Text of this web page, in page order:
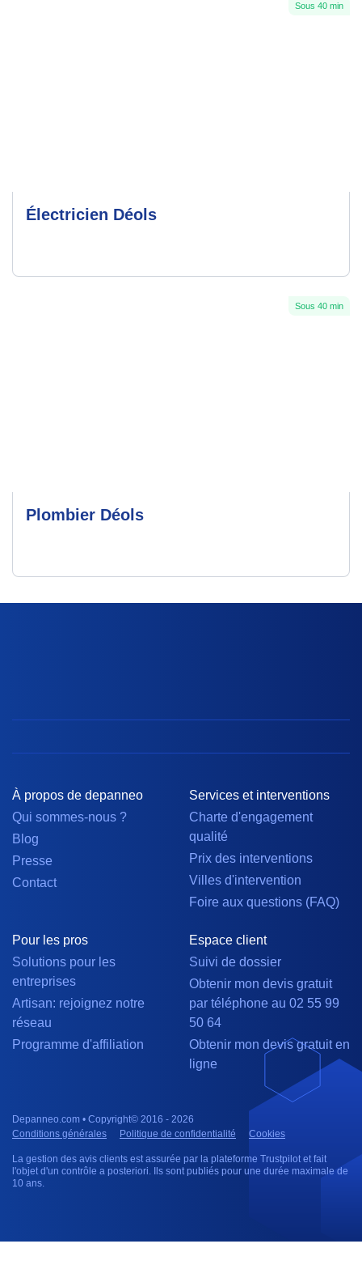
Sous 40 min
Électricien Déols
Sous 40 min
Plombier Déols
À propos de depanneo
Qui sommes-nous ?
Blog
Presse
Contact
Services et interventions
Charte d'engagement
qualité
Prix des interventions
Villes d'intervention
Foire aux questions (FAQ)
Pour les pros
Solutions pour les
entreprises
Artisan: rejoignez notre
réseau
Programme d'affiliation
Espace client
Suivi de dossier
Obtenir mon devis gratuit
par téléphone au 02 55 99
50 64
Obtenir mon devis gratuit en
ligne
Depanneo.com • Copyright© 2016 - 2026
Conditions générales
Politique de confidentialité Cookies
La gestion des avis clients est assurée par la plateforme Trustpilot et fait
l'objet d'un contrôle a posteriori. Ils sont publiés pour une durée maximale de
10 ans.